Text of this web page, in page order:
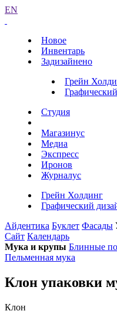
EN
Новое
Инвентарь
Задизайнено
Грейн
Студия
Магазинус
Медиа
Экспресс
Иронов
Журналус
Грейн Холдинг
Графический
Айдентика Буклет Фасады
Сайт Календарь
Мука и крупы Блинные
Пельменная мука
Клон упаковки
Клон